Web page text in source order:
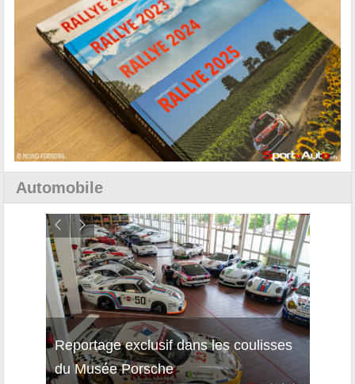
Automobile
Reportage exclusif dans les coulisses
du Musée Porsche